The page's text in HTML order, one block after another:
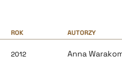
ROK AUTORZY
2012 Anna